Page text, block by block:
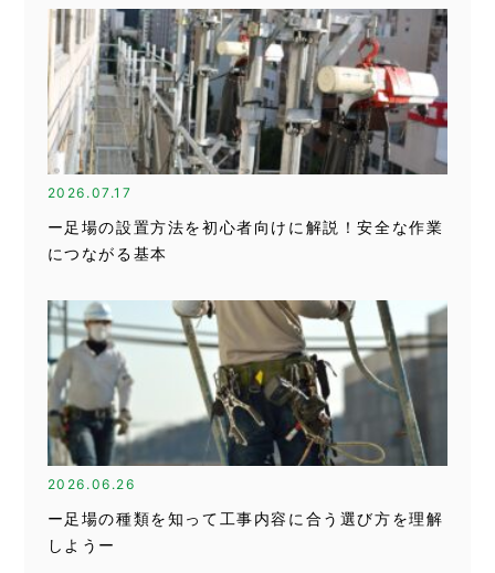
2026.07.17
ー足場の設置方法を初心者向けに解説！安全な作業
につながる基本
2026.06.26
ー足場の種類を知って工事内容に合う選び方を理解
しようー